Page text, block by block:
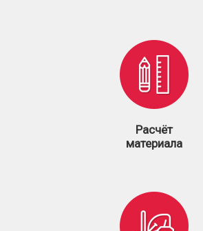
Расчёт
материала